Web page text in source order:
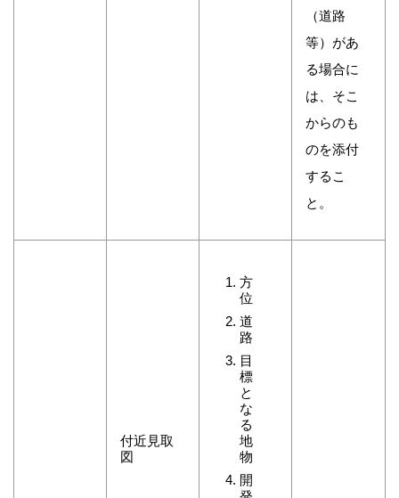
（道路
等）があ
る場合に
は、そこ
からのも
のを添付
するこ
と。
付近見取
図
方
位
道
路
目
標
と
な
る
地
物
開